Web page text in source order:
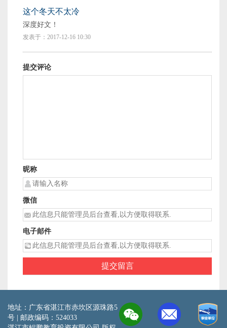
这个冬天不太冷
深度好文！
发表于：2017-12-16 10:30
提交评论
昵称
微信
电子邮件
地址：广东省湛江市赤坎区源珠路5
号 | 邮政编码：524033